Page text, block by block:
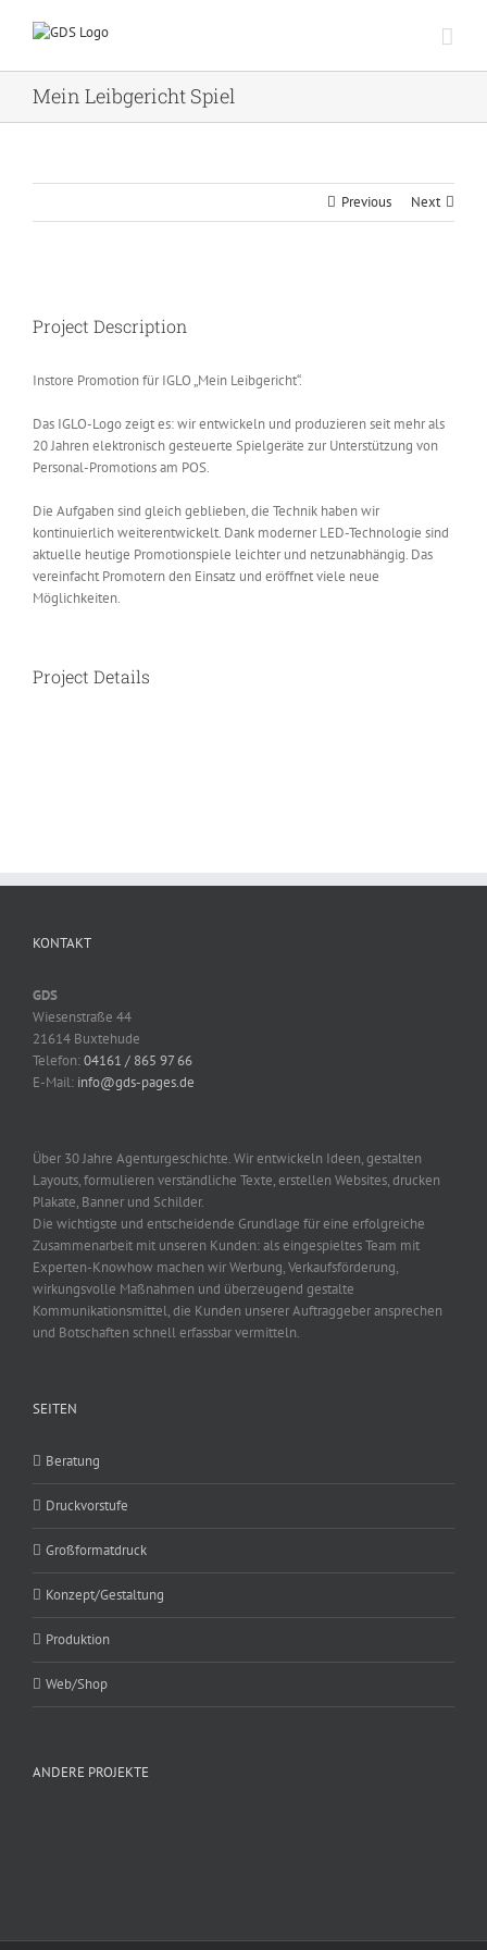
Mein Leibgericht Spiel
Previous Next
Project Description
Instore Promotion für IGLO „Mein Leibgericht“.
Das IGLO-Logo zeigt es: wir entwickeln und produzieren seit mehr als
20 Jahren elektronisch gesteuerte Spielgeräte zur Unterstützung von
Personal-Promotions am POS.
Die Aufgaben sind gleich geblieben, die Technik haben wir
kontinuierlich weiterentwickelt. Dank moderner LED-Technologie sind
aktuelle heutige Promotionspiele leichter und netzunabhängig. Das
vereinfacht Promotern den Einsatz und eröffnet viele neue
Möglichkeiten.
Project Details
KONTAKT
GDS
Wiesenstraße 44
21614 Buxtehude
Telefon:04161 / 865 97 66
E-Mail: info@gds-pages.de
Über 30 Jahre Agenturgeschichte. Wir entwickeln Ideen, gestalten
Layouts, formulieren verständliche Texte, erstellen Websites, drucken
Plakate, Banner und Schilder.
Die wichtigste und entscheidende Grundlage für eine erfolgreiche
Zusammenarbeit mit unseren Kunden: als eingespieltes Team mit
Experten-Knowhow machen wir Werbung, Verkaufsförderung,
wirkungsvolle Maßnahmen und überzeugend gestalte
Kommunikationsmittel, die Kunden unserer Auftraggeber ansprechen
und Botschaften schnell erfassbar vermitteln.
SEITEN
Beratung
Druckvorstufe
Großformatdruck
Konzept/Gestaltung
Produktion
Web/Shop
ANDERE PROJEKTE